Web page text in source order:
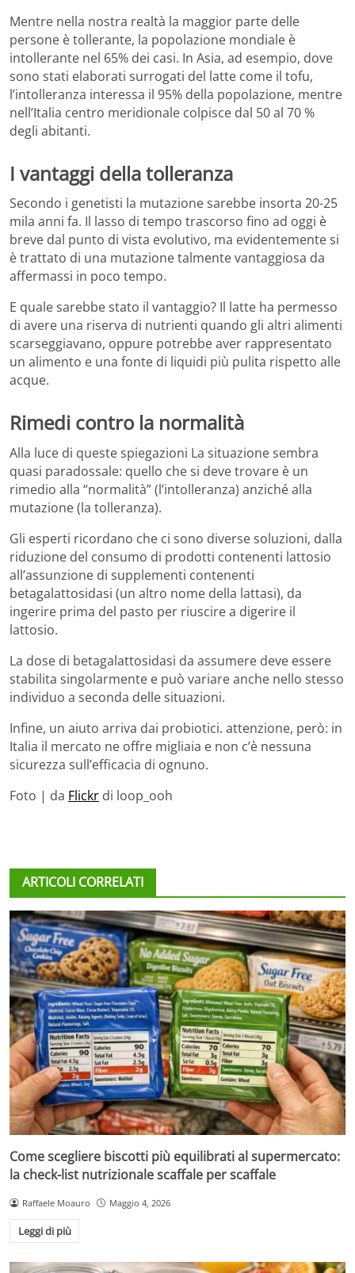
Mentre nella nostra realtà la maggior parte delle
persone è tollerante, la popolazione mondiale è
intollerante nel 65% dei casi. In Asia, ad esempio, dove
sono stati elaborati surrogati del latte come il tofu,
l’intolleranza interessa il 95% della popolazione, mentre
nell’Italia centro meridionale colpisce dal 50 al 70 %
degli abitanti.
I vantaggi della tolleranza
Secondo i genetisti la mutazione sarebbe insorta 20-25
mila anni fa. Il lasso di tempo trascorso fino ad oggi è
breve dal punto di vista evolutivo, ma evidentemente si
è trattato di una mutazione talmente vantaggiosa da
affermassi in poco tempo.
E quale sarebbe stato il vantaggio? Il latte ha permesso
di avere una riserva di nutrienti quando gli altri alimenti
scarseggiavano, oppure potrebbe aver rappresentato
un alimento e una fonte di liquidi più pulita rispetto alle
acque.
Rimedi contro la normalità
Alla luce di queste spiegazioni La situazione sembra
quasi paradossale: quello che si deve trovare è un
rimedio alla “normalità” (l’intolleranza) anziché alla
mutazione (la tolleranza).
Gli esperti ricordano che ci sono diverse soluzioni, dalla
riduzione del consumo di prodotti contenenti lattosio
all’assunzione di supplementi contenenti
betagalattosidasi (un altro nome della lattasi), da
ingerire prima del pasto per riuscire a digerire il
lattosio.
La dose di betagalattosidasi da assumere deve essere
stabilita singolarmente e può variare anche nello stesso
individuo a seconda delle situazioni.
Infine, un aiuto arriva dai probiotici. attenzione, però: in
Italia il mercato ne offre migliaia e non c’è nessuna
sicurezza sull’efficacia di ognuno.
Foto | da Flickr di loop_ooh
ARTICOLI CORRELATI
Come scegliere biscotti più equilibrati al supermercato:
la check-list nutrizionale scaffale per scaffale
Raffaele Moauro Maggio 4, 2026
Leggi di più